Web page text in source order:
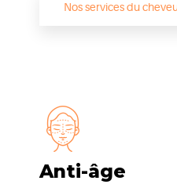
Nos services du
Anti-âge